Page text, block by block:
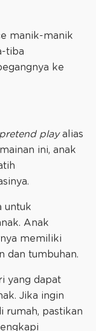
manik-manik
tiba
ke
pretend playalias
ini, anak
untuk
Anak
memiliki
dan tumbuhan.
yang dapat
Jika ingin
rumah, pastikan